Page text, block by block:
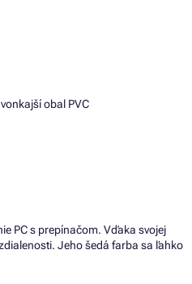
obal PVC
PC s prepínačom. Vďaka svojej
Jeho šedá farba sa ľahko